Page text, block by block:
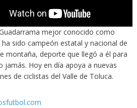
mejor conocido como
ha sido campeón estatal y nacional de
montaña, deporte que llegó a él para
jamás. Hoy en día apoya a nuevas
de ciclistas del Valle de Toluca.